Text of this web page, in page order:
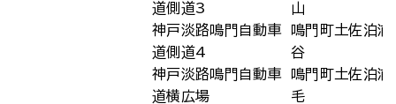
道側道3
山
神戸淡路鳴門自動車
道側道4
鳴門町土佐泊浦
谷
神戸淡路鳴門自動車
道横広場
鳴門町土佐泊浦
毛